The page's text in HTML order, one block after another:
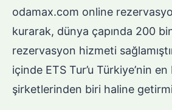
odamax.com online
kurarak, dünya çapında 200
rezervasyon hizmeti
içinde ETS Tur’u Türkiye’nin
şirketlerinden biri haline